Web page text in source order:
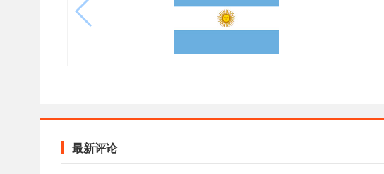
最新评论